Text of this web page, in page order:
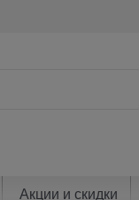
Акции и скидки